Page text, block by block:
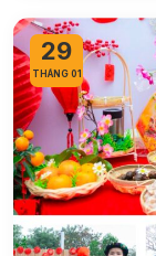
29
THÁNG 01